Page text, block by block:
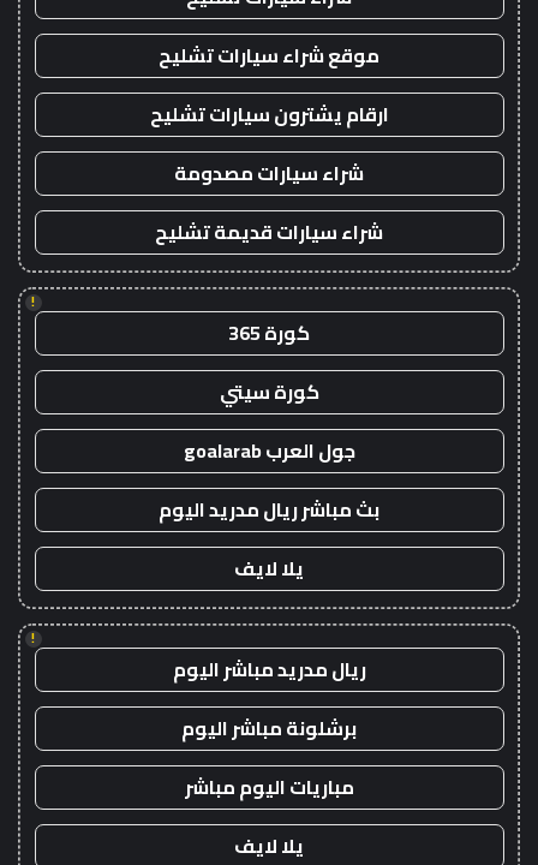
موقع شراء سيارات تشليح
ارقام يشترون سيارات تشليح
شراء سيارات مصدومة
شراء سيارات قديمة تشليح
!
كورة 365
كورة سيتي
جول العرب goalarab
بث مباشر ريال مدريد اليوم
يلا لايف
!
ريال مدريد مباشر اليوم
برشلونة مباشر اليوم
مباريات اليوم مباشر
يلا لايف